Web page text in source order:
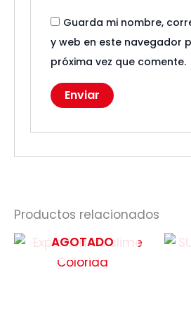
Guarda mi nombre,
y web en este navegador
próxima vez que comente.
Productos relacionados
AGOTADO